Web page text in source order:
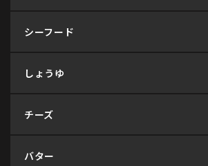
シーフード
しょうゆ
チーズ
バター